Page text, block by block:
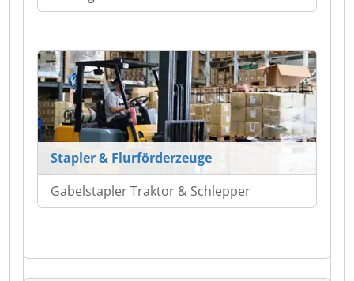
Stapler & Flurförderzeuge
Gabelstapler Traktor & Schlepper